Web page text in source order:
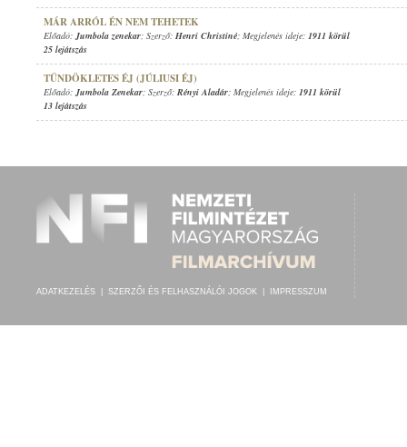
MÁR ARRÓL ÉN NEM TEHETEK
Előadó:Jumbola zenekar; Szerző: Henri Christiné; Megjelenés ideje: 1911 körül
25 lejátszás
TÜNDÖKLETES ÉJ (JÚLIUSI ÉJ)
Előadó:Jumbola Zenekar; Szerző: Rényi Aladár; Megjelenés ideje: 1911 körül
13 lejátszás
ADATKEZELÉS SZERZŐI ÉS FELHASZNÁLÓI JOGOK IMPRESSZUM